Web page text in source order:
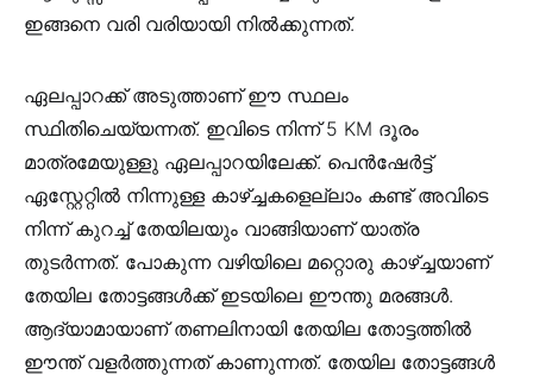
ഇങ്ങനെ വരി വരിയായി നില്‍ക്കുന്നത്.
ഏലപ്പാറക്ക് അടുത്താണ് ഈ സ്ഥലം
സ്ഥിതിചെയ്യന്നത്. ഇവിടെ നിന്ന് 5 KM ദൂരം
മാത്രമേയുള്ളു ഏലപ്പാറയിലേക്ക്. പെന്‍ഷേര്‍ട്ട്
ഏസ്റ്റേറ്റില്‍ നിന്നുള്ള കാഴ്ച്ചകളെല്ലാം കണ്ട് അവിടെ
നിന്ന് കുറച്ച് തേയിലയും വാങ്ങിയാണ് യാത്ര
തുടര്‍ന്നത്. പോകുന്ന വഴിയിലെ മറ്റൊരു കാഴ്ച്ചയാണ്
തേയില തോട്ടങ്ങള്‍ക്ക് ഇടയിലെ ഈന്തു മരങ്ങള്‍.
ആദ്യാമായാണ് തണലിനായി തേയില തോട്ടത്തില്‍
ഈന്ത് വളര്‍ത്തുന്നത് കാണുന്നത്. തേയില തോട്ടങ്ങള്‍